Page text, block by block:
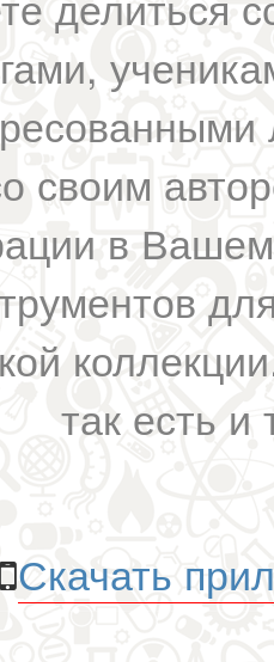
своим
в
так есть и
Скачать